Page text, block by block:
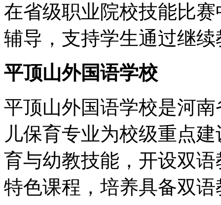
在省级职业院校技能比
辅导，支持学生通过继
平顶山外国语学校
平顶山外国语学校是河
儿保育专业为校级重点
育与幼教技能，开设双
特色课程，培养具备双